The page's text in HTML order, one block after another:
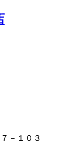
－１０３